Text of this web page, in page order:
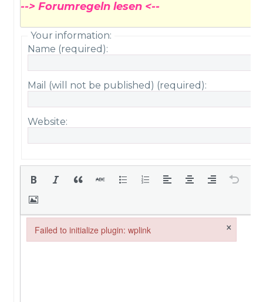
--> Forumregeln lesen <--
Your information:
Name (required):
Mail (will not be published) (required):
Website:
Failed to initialize plugin: wplink ×
Failed to initialize plugin: wplink